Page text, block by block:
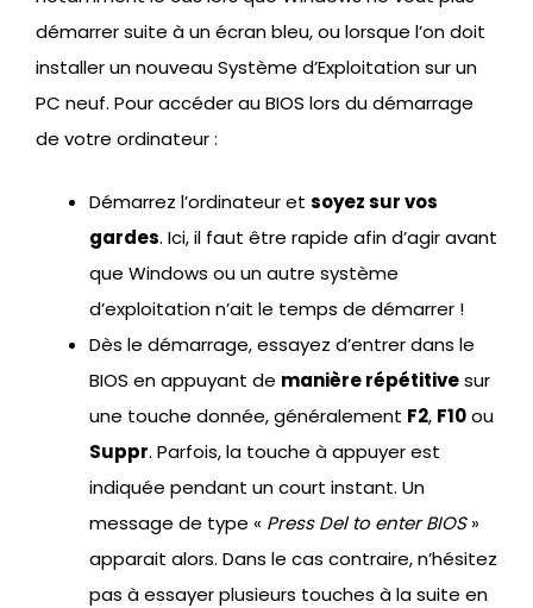
démarrer suite à un écran bleu, ou lorsque l’on doit
installer un nouveau Système d’Exploitation sur un
PC neuf. Pour accéder au BIOS lors du démarrage
de votre ordinateur :
Démarrez l’ordinateur et soyez sur vos
gardes. Ici, il faut être rapide afin d’agir avant
que Windows ou un autre système
d’exploitation n’ait le temps de démarrer !
Dès le démarrage, essayez d’entrer dans le
BIOS en appuyant de manière répétitivesur
une touche donnée, généralement F2, F10ou
Suppr. Parfois, la touche à appuyer est
indiquée pendant un court instant. Un
message de type « Press Del to enter BIOS»
apparait alors. Dans le cas contraire, n’hésitez
pas à essayer plusieurs touches à la suite en